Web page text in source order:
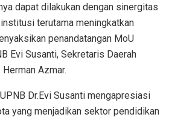
dapat dilakukan dengan sinergitas
terutama meningkatkan
penandatangan MoU
Evi Susanti, Sekretaris Daerah
Azmar.
Dr.Evi Susanti mengapresiasi
yang menjadikan sektor pendidikan